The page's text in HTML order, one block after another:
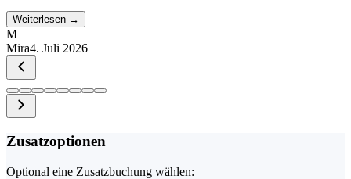
Weiterlesen →
M
Mira4. Juli 2026
Zusatzoptionen
Optional eine Zusatzbuchung wählen: